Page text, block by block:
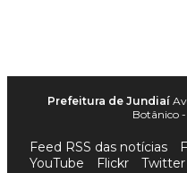
Prefeitura de Jundiaí
Botânico
Feed RSS das notícias
YouTube
Flickr Twitter